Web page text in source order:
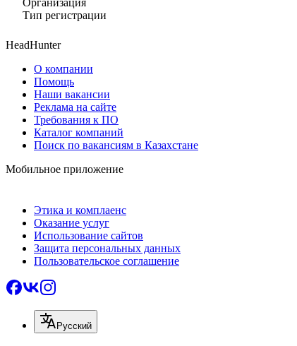
Тип регистрации
HeadHunter
О компании
Помощь
Наши вакансии
Реклама на сайте
Требования к ПО
Каталог компаний
Поиск по вакансиям в Казахстане
Мобильное приложение
Этика и комплаенс
Оказание услуг
Использование сайтов
Защита персональных данных
Пользовательское соглашение
Русский